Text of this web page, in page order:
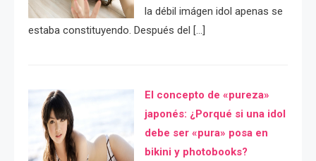
la débil imágen idol apenas se
estaba constituyendo. Después del […]
El concepto de «pureza»
japonés: ¿Porqué si una idol
debe ser «pura» posa en
bikini y photobooks?